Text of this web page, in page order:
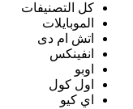
كل التصنيفات
الموبايلات
اتش ام دى
انفينكس
اوبو
اول كول
اي كيو